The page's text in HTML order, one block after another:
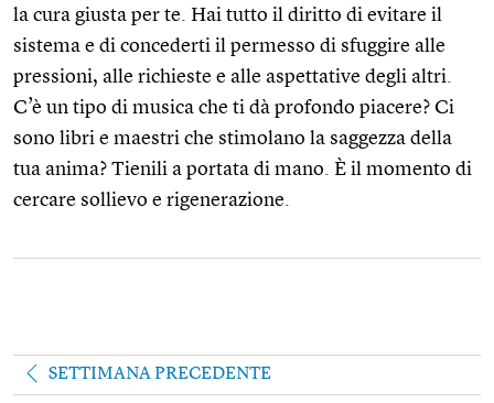
la cura giusta per te. Hai tutto il diritto di evitare il
sistema e di concederti il permesso di sfuggire alle
pressioni, alle richieste e alle aspettative degli altri.
C’è un tipo di musica che ti dà profondo piacere? Ci
sono libri e maestri che stimolano la saggezza della
tua anima? Tienili a portata di mano. È il momento di
cercare sollievo e rigenerazione.
SETTIMANA PRECEDENTE